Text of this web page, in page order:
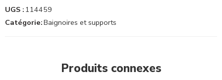
UGS : 114459
Catégorie:Baignoires et supports
Produits connexes